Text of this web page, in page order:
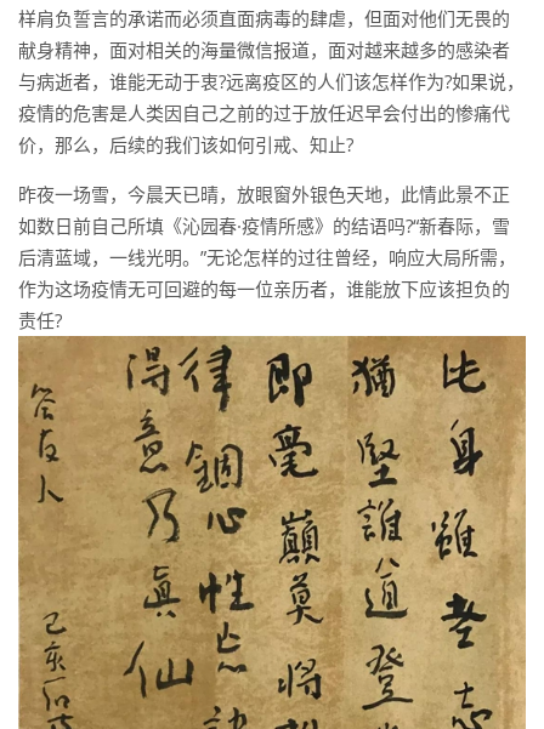
样肩负誓言的承诺而必须直面病毒的肆虐，但面对他们无畏的
献身精神，面对相关的海量微信报道，面对越来越多的感染者
与病逝者，谁能无动于衷?远离疫区的人们该怎样作为?如果说，
疫情的危害是人类因自己之前的过于放任迟早会付出的惨痛代
价，那么，后续的我们该如何引戒、知止?
昨夜一场雪，今晨天已晴，放眼窗外银色天地，此情此景不正
如数日前自己所填《沁园春·疫情所感》的结语吗?“新春际，雪
后清蓝域，一线光明。”无论怎样的过往曾经，响应大局所需，
作为这场疫情无可回避的每一位亲历者，谁能放下应该担负的
责任?